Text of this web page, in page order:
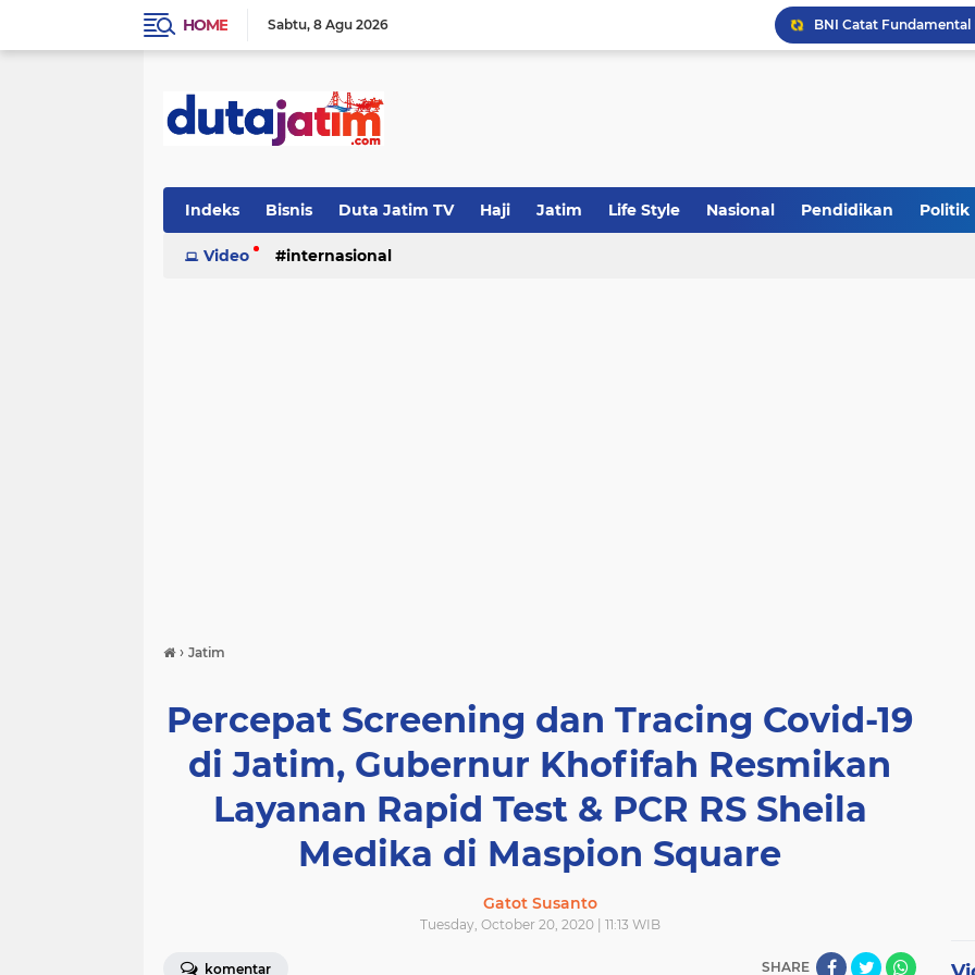
HOME Sabtu 8 Agu 2026
JakOne Mobile Antar
Khutbah Jumat:
Indeks Bisnis Duta Jatim TV Haji Jatim Life Style Nasional Pendidikan Politik
Video internasional
› Jatim
Percepat Screening dan Tracing Covid-19
di Jatim, Gubernur Khofifah Resmikan
Layanan Rapid Test & PCR RS Sheila
Medika di Maspion Square
Gatot Susanto
Tuesday, October 20, 2020 | 11:13 WIB
komentar SHARE